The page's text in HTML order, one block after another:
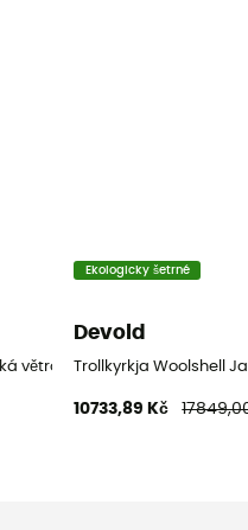
větrovka
Ekologicky šetrné
Devold
Trollkyrkja Woolshell
10733,89 Kč